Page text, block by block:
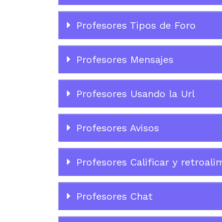
Profesores Tipos de Foro
Profesores Mensajes
Profesores Usando la Url
Profesores Avisos
Profesores Calificar y
Profesores Chat